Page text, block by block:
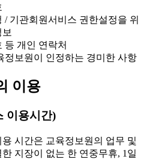
기관회원서비스 권한설정을 위
개인 연락처
보원이 인정하는 경미한 사항
이용
이용시간)
시간은 교육정보원의 업무 및
지장이 없는 한 연중무휴, 1일